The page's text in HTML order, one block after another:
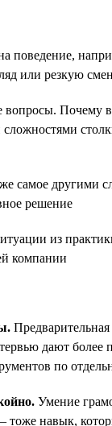
поведение,
или резкую
вопросы. Почему
самое другими
решение
из
компании
дают более
по
Умение
тоже навык,